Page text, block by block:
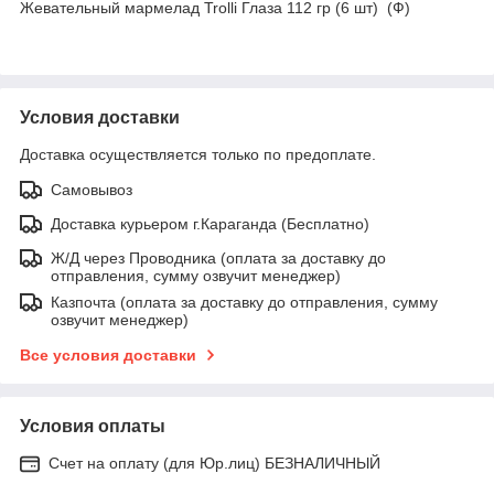
Жевательный мармелад Trolli Глаза 112 гр (6 шт) (Ф)
Условия доставки
Доставка осуществляется только по предоплате.
Самовывоз
Доставка курьером г.Караганда (Бесплатно)
Ж/Д через Проводника (оплата за доставку до
отправления, сумму озвучит менеджер)
Казпочта (оплата за доставку до отправления, сумму
озвучит менеджер)
Все условия доставки
Условия оплаты
Счет на оплату (для Юр.лиц) БЕЗНАЛИЧНЫЙ